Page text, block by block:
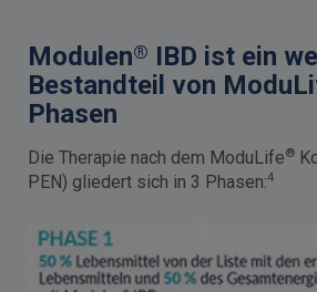
Modulen® IBD ist ein
Bestandteil von
Phasen
Die Therapie nach dem ModuLife®
PEN) gliedert sich in 3 Phasen:4